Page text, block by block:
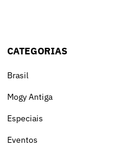
CATEGORIAS
Brasil
Mogy Antiga
Especiais
Eventos